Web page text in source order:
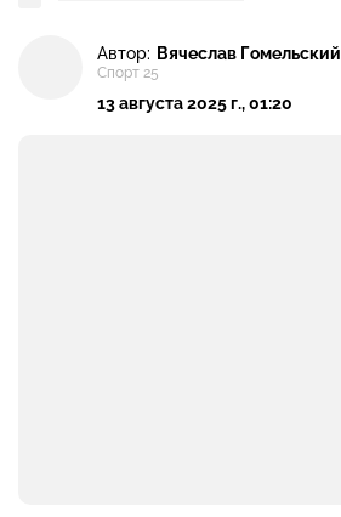
Автор: Вячеслав Гомельский
Спорт 25
13 августа 2025 г., 01:20